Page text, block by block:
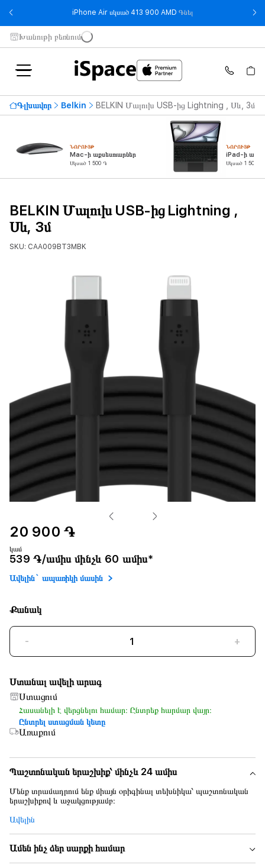
iPhone Air սկսած 413 900 AMD Գնել - iPhone Air սկսած
Խանութի բեռնում
Գլխավոր Belkin BELKIN Մալուխ USB-ից Lightning , Սև, 3մ
ՆՈՐՈՒՅԹ
Mac-ի աքսեսուարներ
Սկսած 1 500 ֏
ՆՈՐՈՒՅԹ
iPad-ի
Սկսած 1 500 ֏
BELKIN Մալուխ USB-ից Lightning ,
Սև, 3մ
SKU: CAA009BT3MBK
20 900 ֏
կամ
539 ֏/ամիս մինչև 60 ամիս*
Ավելին` ապառիկի մասին
Քանակ
- +
Ստանալ ավելի արագ
Ստացում
Հասանելի է վերցնելու համար։ Ընտրեք հարմար վայր։
Ընտրել ստացման կետը
Առաքում
Պաշտոնական երաշխիք՝ մինչև 24 ամիս
Մենք տրամադրում ենք միայն օրիգինալ տեխնիկա՝ պաշտոնական
երաշխիքով և աջակցությամբ։
Ավելին
Ամեն ինչ ձեր սարքի համար